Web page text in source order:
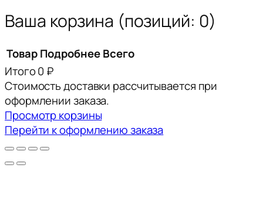
Ваша корзина (позиций: 0)
Товары
в
корзине
Товар Подробнее Всего
Итого0 ₽
Стоимость доставки рассчитывается при
оформлении заказа.
Просмотр корзины
Перейти к оформлению заказа